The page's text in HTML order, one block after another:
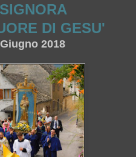
DI GESU'
2018